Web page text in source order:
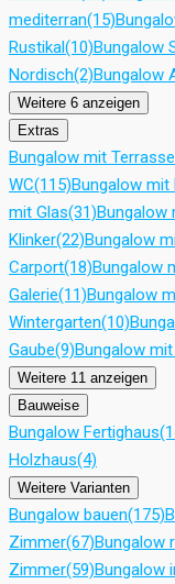
mediterran(15)
Rustikal(10)Bungalow
Nordisch(2)Bungalow
Weitere 6 anzeigen
Extras
Bungalow mit Terrasse
WC(115)Bungalow mit
mit Glas(31)Bungalow
Klinker(22)Bungalow
Carport(18)Bungalow
Galerie(11)Bungalow
Wintergarten(10)
Gaube(9)Bungalow
Weitere 11 anzeigen
Bauweise
Bungalow Fertighaus
Holzhaus(4)
Weitere Varianten
Bungalow bauen(175)
Zimmer(67)Bungalow
Zimmer(59)Bungalow